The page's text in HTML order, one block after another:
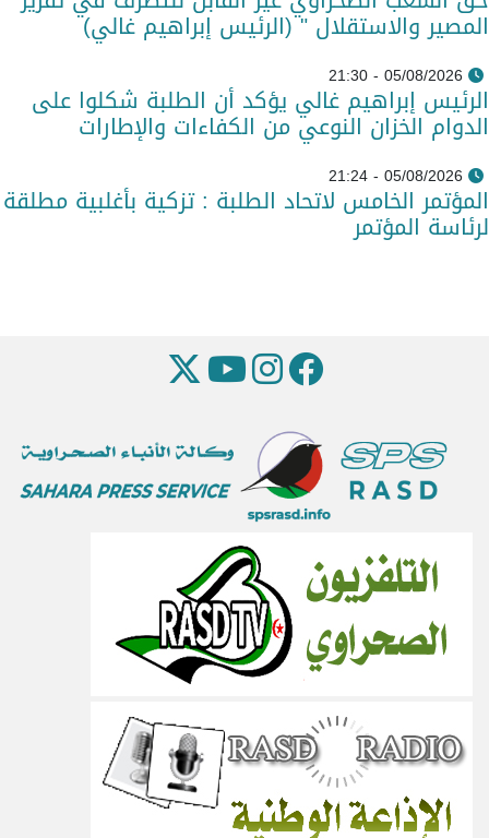
المصير والاستقلال " (الرئيس إبراهيم غالي)
05/08/2026 - 21:30
الرئيس إبراهيم غالي يؤكد أن الطلبة شكلوا على
الدوام الخزان النوعي من الكفاءات والإطارات
05/08/2026 - 21:24
المؤتمر الخامس لاتحاد الطلبة : تزكية بأغلبية مطلقة
لرئاسة المؤتمر